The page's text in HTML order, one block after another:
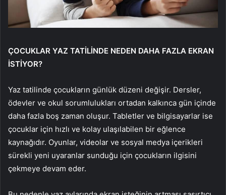
ÇOCUKLAR YAZ TATİLİNDE NEDEN DAHA FAZLA EKRAN
İSTİYOR?
Yaz tatilinde çocukların günlük düzeni değişir. Dersler,
ödevler ve okul sorumlulukları ortadan kalkınca gün içinde
daha fazla boş zaman oluşur. Tabletler ve bilgisayarlar ise
çocuklar için hızlı ve kolay ulaşılabilen bir eğlence
kaynağıdır. Oyunlar, videolar ve sosyal medya içerikleri
sürekli yeni uyaranlar sunduğu için çocukların ilgisini
çekmeye devam eder.